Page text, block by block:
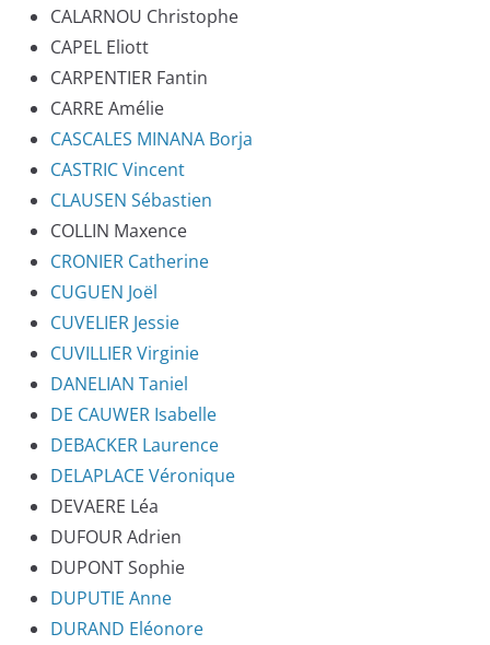
CALARNOU Christophe
CAPEL Eliott
CARPENTIER Fantin
CARRE Amélie
CASCALES MINANA Borja
CASTRIC Vincent
CLAUSEN Sébastien
COLLIN Maxence
CRONIER Catherine
CUGUEN Joël
CUVELIER Jessie
CUVILLIER Virginie
DANELIAN Taniel
DE CAUWER Isabelle
DEBACKER Laurence
DELAPLACE Véronique
DEVAERE Léa
DUFOUR Adrien
DUPONT Sophie
DUPUTIE Anne
DURAND Eléonore